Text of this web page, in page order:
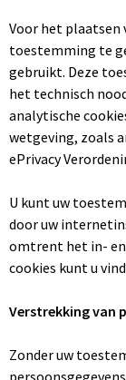
Voor het plaatsen
toestemming te
gebruikt. Deze
het technisch
analytische
wetgeving, zoals
ePrivacy
U kunt uw
door uw
omtrent het in- en
cookies kunt u
Verstrekking van
Zonder uw